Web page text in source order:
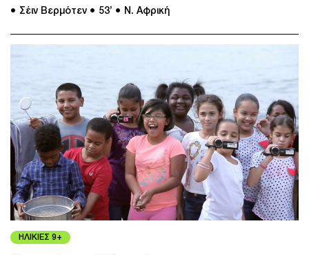
● Σέιν Βερμότεν ● 53’ ● Ν. Αφρική
ΗΛΙΚΙΕΣ 9+